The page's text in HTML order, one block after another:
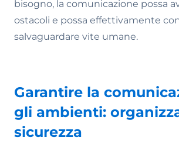
bisogno, la comunicazione possa
ostacoli e possa effettivamente
salvaguardare vite umane.
Garantire la
gli ambienti:
sicurezza